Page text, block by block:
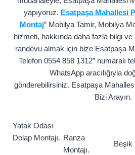
yapıyoruz. Esatpaşa Mahallesi
Montaj” Mobilya Tamir, Mobilya
hizmeti, hakkında daha fazla bilgi
randevu almak için bize Esatpaşa
Telefon 0554 858 1312” numaralı
WhatsApp aracılığıyla
gönderebilirsiniz. Esatpaşa
Bizi Arayın.
Yatak Odası
Dolap Montajı. Ranza
Montajı.
Beşik